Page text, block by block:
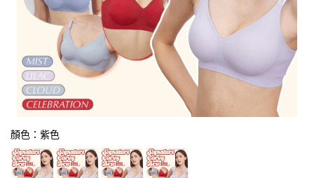
顏色：紫色